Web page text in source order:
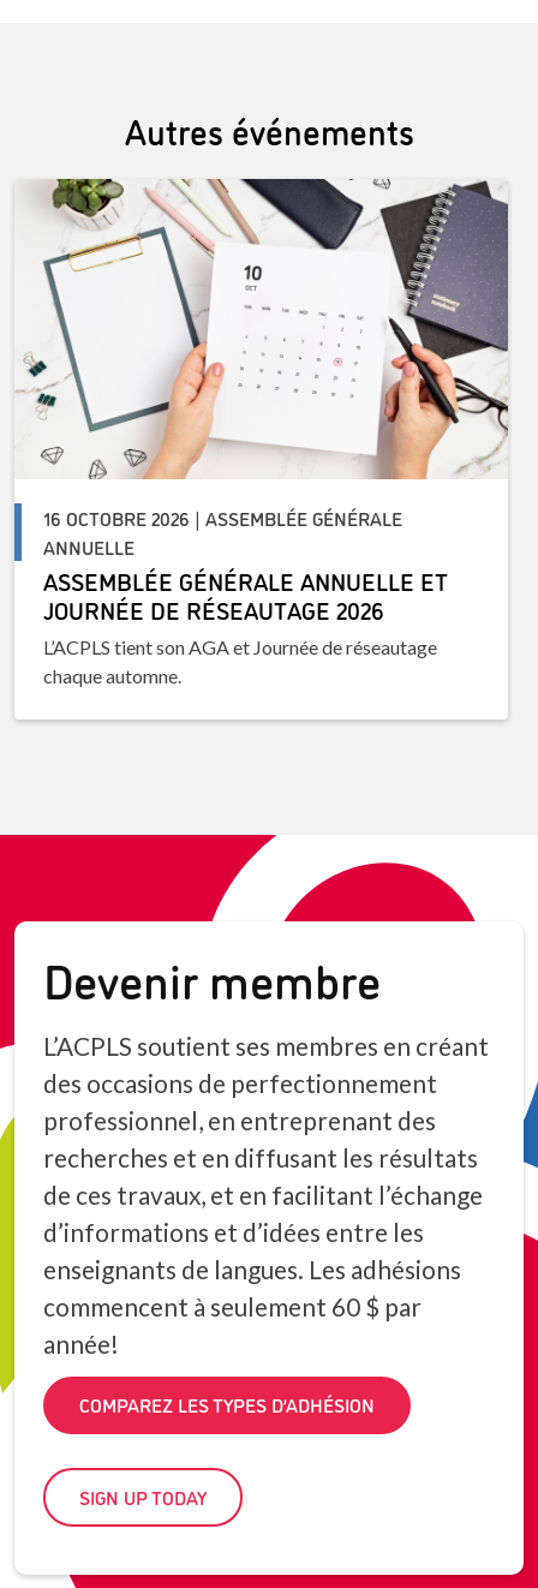
Autres événements
16 OCTOBRE 2026 | ASSEMBLÉE GÉNÉRALE
ANNUELLE
ASSEMBLÉE GÉNÉRALE ANNUELLE ET
JOURNÉE DE RÉSEAUTAGE 2026
L’ACPLS tient son AGA et Journée de réseautage
chaque automne.
Devenir membre
L’ACPLS soutient ses membres en créant
des occasions de perfectionnement
professionnel, en entreprenant des
recherches et en diffusant les résultats
de ces travaux, et en facilitant l’échange
d’informations et d’idées entre les
enseignants de langues. Les adhésions
commencent à seulement 60 $ par
année!
COMPAREZ LES TYPES D’ADHÉSION
SIGN UP TODAY